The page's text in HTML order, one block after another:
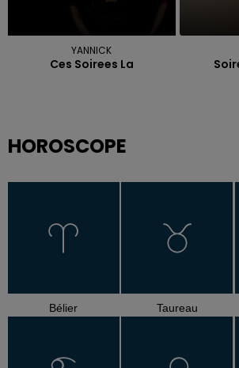
YANNICK
Ces Soirees La
HOROSCOPE
Bélier Taureau